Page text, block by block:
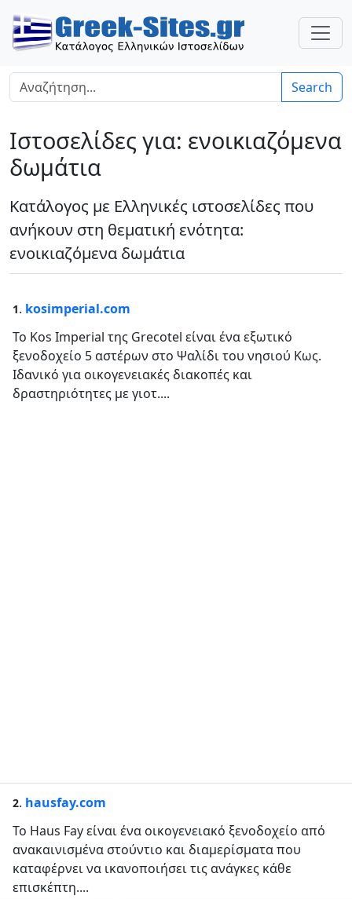
Search
Ιστοσελίδες για: ενοικιαζόμενα
δωμάτια
Κατάλογος με Ελληνικές ιστοσελίδες που
ανήκουν στη θεματική ενότητα:
ενοικιαζόμενα δωμάτια
1. kosimperial.com
Το Kos Imperial της Grecotel είναι ένα εξωτικό
ξενοδοχείο 5 αστέρων στο Ψαλίδι του νησιού Κως.
Ιδανικό για οικογενειακές διακοπές και
δραστηριότητες με γιοτ....
2. hausfay.com
Το Haus Fay είναι ένα οικογενειακό ξενοδοχείο από
ανακαινισμένα στούντιο και διαμερίσματα που
καταφέρνει να ικανοποιήσει τις ανάγκες κάθε
επισκέπτη....